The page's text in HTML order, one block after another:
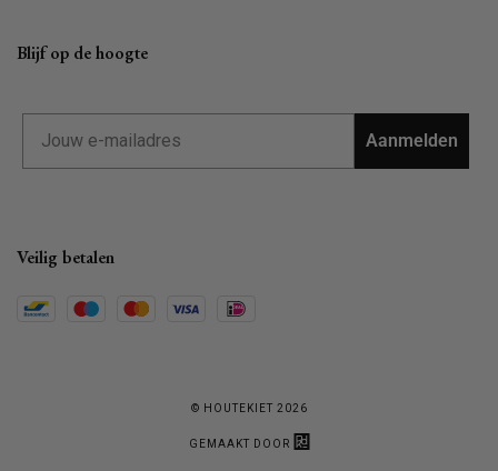
Blijf op de hoogte
Aanmelden
Veilig betalen
© HOUTEKIET 2026
GEMAAKT DOOR